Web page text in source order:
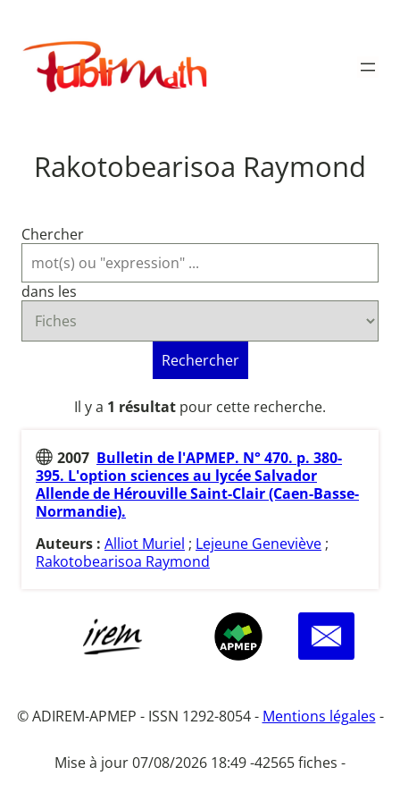
contenu
Publimath
Rakotobearisoa Raymond
Chercher
dans les
Rechercher
Il y a 1 résultat pour cette recherche.
2007 Bulletin de l'APMEP. N° 470. p. 380-
395. L'option sciences au lycée Salvador
Allende de Hérouville Saint-Clair (Caen-Basse-
Normandie).
Auteurs : Alliot Muriel ; Lejeune Geneviève ;
Rakotobearisoa Raymond
© ADIREM-APMEP - ISSN 1292-8054 - Mentions légales -
Mise à jour 07/08/2026 18:49 -42565 fiches -